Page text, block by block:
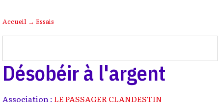
Accueil → Essais
Désobéir à l'argent
Association : LE PASSAGER CLANDESTIN